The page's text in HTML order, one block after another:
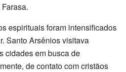
espirituais foram intensificados
Santo Arsênios visitava
cidades em busca de
de contato com cristãos